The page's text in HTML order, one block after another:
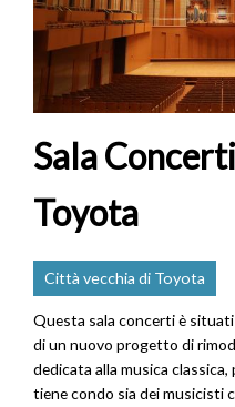
Sala
Toyota
Città vecchia di Toyota
Questa sala concerti è
di un nuovo progetto di
dedicata alla musica
tiene condo sia dei musicisti